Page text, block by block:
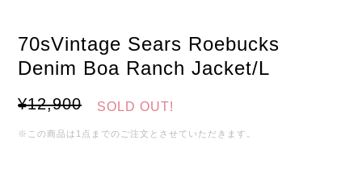
70sVintage Sears Roebucks
Denim Boa Ranch Jacket/L
¥12,900 SOLD OUT!
※この商品は1点までのご注文とさせていただきます。